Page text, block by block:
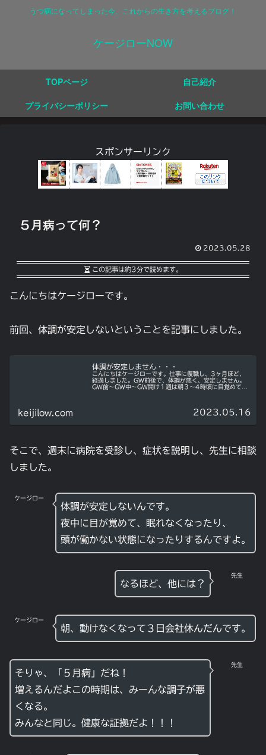
うつ病になってしまった今、これからの生き方を考えるブログ！
ケージローNOW
TOPページ
自己紹介
プライバシーポリシー
お問い合わせ
スポンサーリンク
５月病って何？
2023.05.28
この記事は約3分で読めます。
こんにちはケージローです。
前回、体調が安定しないということを記事にしました。
体調が安定しません・・・
こんにちはケージローです。仕事に復職し、3ヶ月ほど、
経過しました。GW前後で、体調が悪く、安定しません。
GW前〜GW中〜GW開け１週は朝３〜4時頃に目覚めて、
keijilow.com 2023.05.16
そこで、週末に病院を受診し、症状を説明し、先生に相談
しました。
ケージロー
体調が安定しないんです。
夜中に目が覚めて、眠れなくなったり、
頭が働かない状態になったりするんですよ。
先生
なるほど、他には？
ケージロー
朝、動けなくなって３日会社休んだんです。
先生
そりゃ、「５月病」だね！
増えるんだよこの時期は、みーんな調子が悪
くなる。
みんなと同じ。健康な証拠だよ！！！